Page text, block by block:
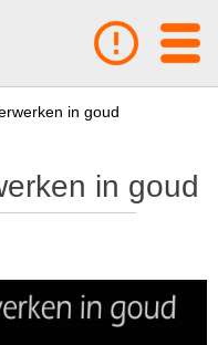
in goud
in goud